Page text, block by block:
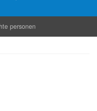
personen